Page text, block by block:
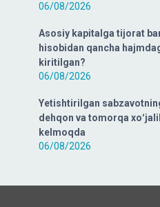
06/08/2026
Asosiy kapitalga tijorat
hisobidan qancha
kiritilgan?
06/08/2026
Yetishtirilgan
dehqon va tomorqa
kelmoqda
06/08/2026